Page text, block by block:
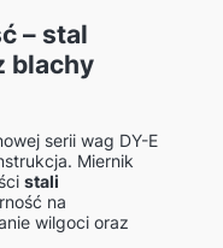
– stal
blachy
serii wag DY-E
Miernik
stali
na
wilgoci oraz